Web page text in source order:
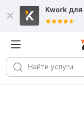
Kwork для